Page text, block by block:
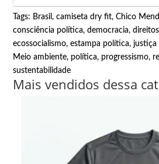
Tags: Brasil,camiseta dry fit,Chico
consciência política,democracia,
ecossocialismo,estampa política,justiça
Meio ambiente, política, progressismo,
sustentabilidade
Mais vendidos dessa